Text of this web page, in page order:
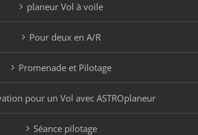
planeur Vol à voile
Pour deux en A/R
Promenade et Pilotage
pour un Vol avec ASTROplaneur
Séance pilotage